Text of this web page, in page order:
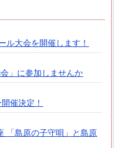
ル大会を開催します！
」に参加しませんか
催決定！
「島原の子守唄」と島原